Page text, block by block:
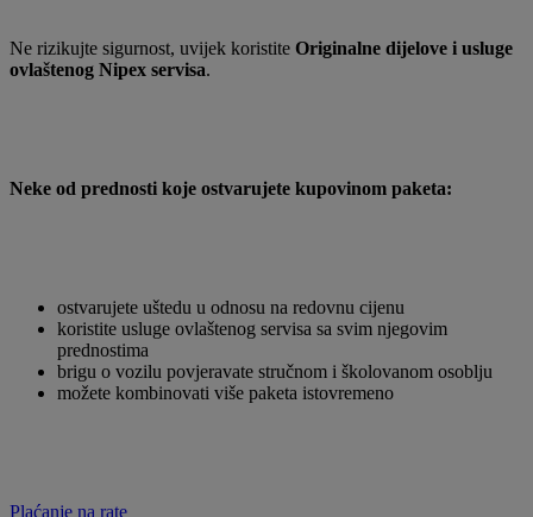
Ne rizikujte sigurnost, uvijek koristite Originalne dijelove i usluge
ovlaštenog Nipex servisa.
Neke od prednosti koje ostvarujete kupovinom paketa:
ostvarujete uštedu u odnosu na redovnu cijenu
koristite usluge ovlaštenog servisa sa svim njegovim
prednostima
brigu o vozilu povjeravate stručnom i školovanom osoblju
možete kombinovati više paketa istovremeno
Plaćanje na rate